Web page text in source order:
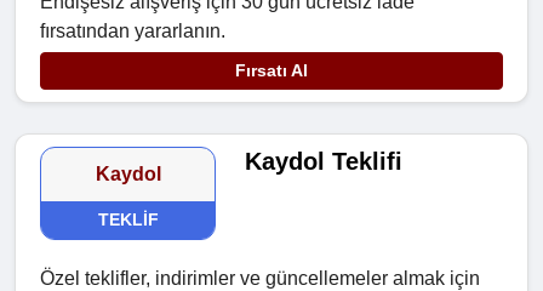
fırsatından yararlanın.
Fırsatı Al
Kaydol
TEKLIF
Kaydol Teklifi
Özel teklifler, indirimler ve güncellemeler almak için